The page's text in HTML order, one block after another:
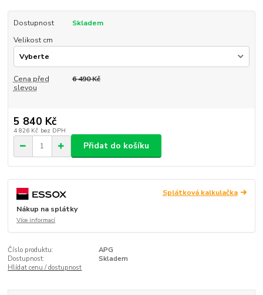
Dostupnost
Skladem
Velikost cm
Cena před
slevou
6 490 Kč
5 840 Kč
4 826 Kč bez DPH
Přidat do košíku
Splátková kalkulačka
Nákup na splátky
Více informací
Číslo produktu:
APG
Dostupnost:
Skladem
Hlídat cenu / dostupnost